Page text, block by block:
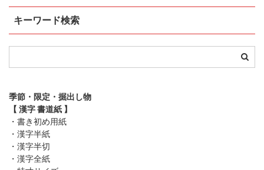
キーワード検索
季節・限定・掘出し物
【 漢字 書道紙 】
・書き初め用紙
・漢字半紙
・漢字半切
・漢字全紙